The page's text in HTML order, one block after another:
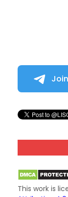
This work is